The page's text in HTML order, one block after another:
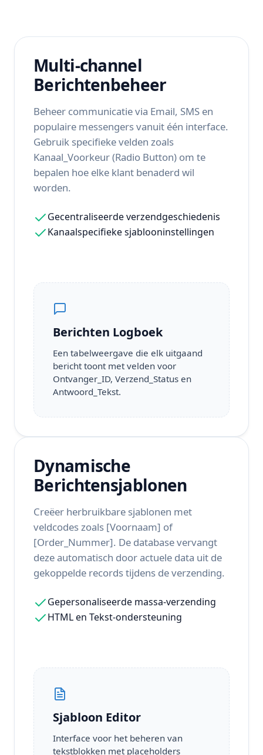
Multi-channel
Berichtenbeheer
Beheer communicatie via Email, SMS en
populaire messengers vanuit één interface.
Gebruik specifieke velden zoals
Kanaal_Voorkeur (Radio Button) om te
bepalen hoe elke klant benaderd wil
worden.
Gecentraliseerde verzendgeschiedenis
Kanaalspecifieke sjablooninstellingen
Berichten Logboek
Een tabelweergave die elk uitgaand
bericht toont met velden voor
Ontvanger_ID, Verzend_Status en
Antwoord_Tekst.
Dynamische
Berichtensjablonen
Creëer herbruikbare sjablonen met
veldcodes zoals [Voornaam] of
[Order_Nummer]. De database vervangt
deze automatisch door actuele data uit de
gekoppelde records tijdens de verzending.
Gepersonaliseerde massa-verzending
HTML en Tekst-ondersteuning
Sjabloon Editor
Interface voor het beheren van
tekstblokken met placeholders